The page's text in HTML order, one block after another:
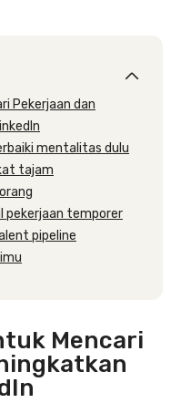
Pekerjaan dan
mentalitas dulu
tajam
pekerjaan temporer
pipeline
Mencari